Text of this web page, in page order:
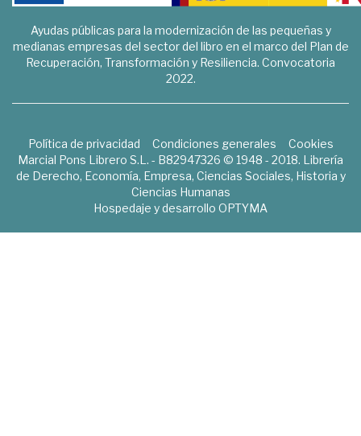
Ayudas públicas para la modernización de las pequeñas y
medianas empresas del sector del libro en el marco del Plan de
Recuperación, Transformación y Resiliencia. Convocatoria
2022.
Política de privacidad Condiciones generales
Cookies
Marcial Pons Librero S.L. - B82947326 © 1948 - 2018. Librería
de Derecho, Economía, Empresa, Ciencias Sociales, Historia y
Ciencias Humanas
Hospedaje y desarrollo OPTYMA